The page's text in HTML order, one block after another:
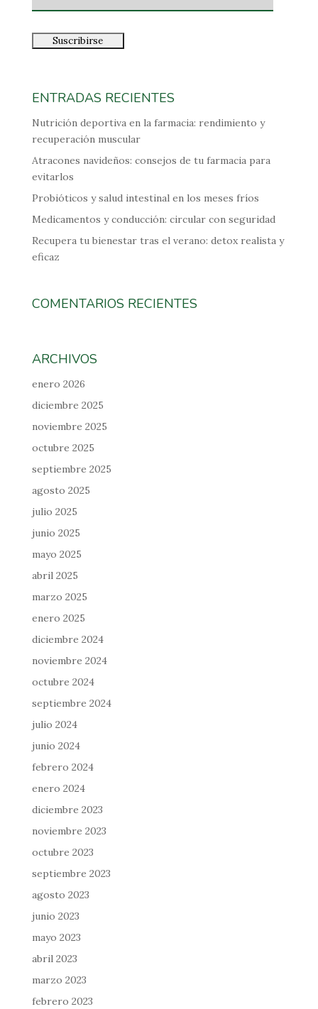
ENTRADAS RECIENTES
Nutrición deportiva en la farmacia: rendimiento y
recuperación muscular
Atracones navideños: consejos de tu farmacia para
evitarlos
Probióticos y salud intestinal en los meses fríos
Medicamentos y conducción: circular con seguridad
Recupera tu bienestar tras el verano: detox realista y
eficaz
COMENTARIOS RECIENTES
ARCHIVOS
enero 2026
diciembre 2025
noviembre 2025
octubre 2025
septiembre 2025
agosto 2025
julio 2025
junio 2025
mayo 2025
abril 2025
marzo 2025
enero 2025
diciembre 2024
noviembre 2024
octubre 2024
septiembre 2024
julio 2024
junio 2024
febrero 2024
enero 2024
diciembre 2023
noviembre 2023
octubre 2023
septiembre 2023
agosto 2023
junio 2023
mayo 2023
abril 2023
marzo 2023
febrero 2023